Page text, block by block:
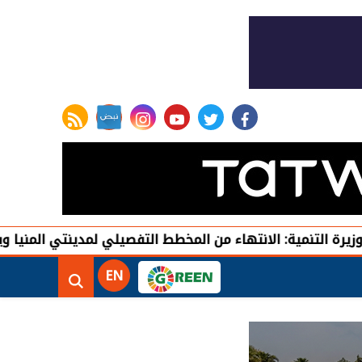
facebook
twitter
youtube
instagram
rss feed
الانتهاء من المخطط التفصيلي لمدينتي المنيا ويوسف
EN